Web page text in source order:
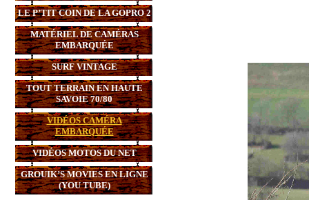
LE P’TIT COIN DE LA GOPRO 2
MATÉRIEL DE CAMÉRAS
EMBARQUÉE
SURF VINTAGE
TOUT TERRAIN EN HAUTE
SAVOIE 70/80
VIDÉOS CAMÉRA
EMBARQUÉE
VIDÉOS MOTOS DU NET
GROUIK’S MOVIES EN LIGNE
(YOU TUBE)